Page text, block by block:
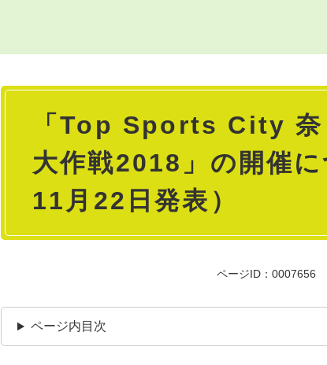
本
「Top Sports City
大作戦2018」の開催
11月22日発表）
ページID：0007656
ページ内目次